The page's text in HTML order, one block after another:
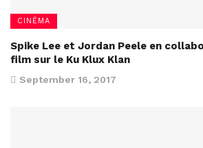
CINÉMA
Spike Lee et Jordan Peele en
film sur le Ku Klux Klan
September 16, 2017